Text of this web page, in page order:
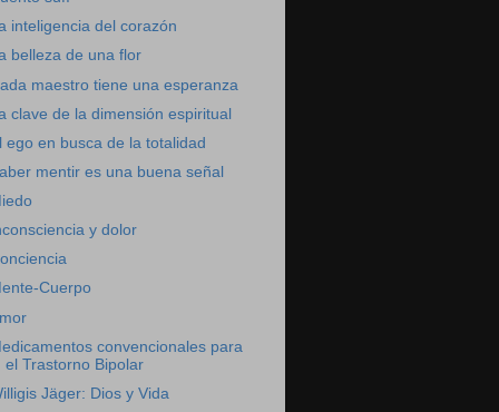
inteligencia del corazón
belleza de una flor
maestro tiene una esperanza
clave de la dimensión espiritual
ego en busca de la totalidad
mentir es una buena señal
y dolor
Cuerpo
convencionales para
el Trastorno Bipolar
Jäger: Dios y Vida